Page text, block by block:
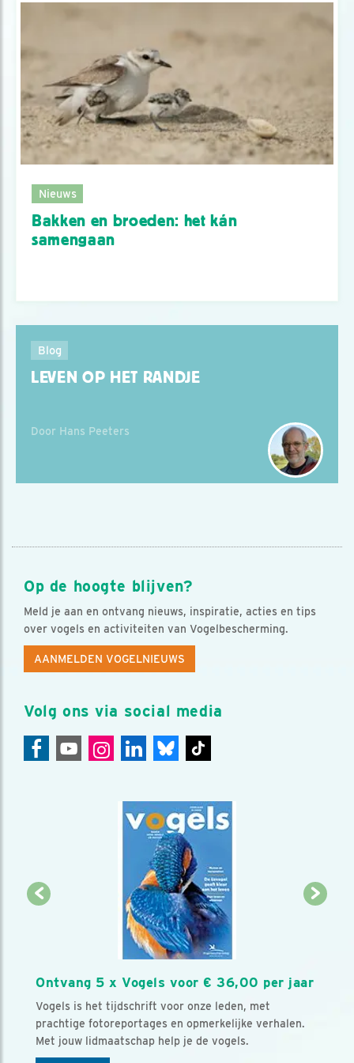
Nieuws
Bakken en broeden: het kán
samengaan
Blog
LEVEN OP HET RANDJE
Door Hans Peeters
Op de hoogte blijven?
Meld je aan en ontvang nieuws, inspiratie, acties en tips
over vogels en activiteiten van Vogelbescherming.
AANMELDEN VOGELNIEUWS
Volg ons via social media
Ontvang 5 x Vogels voor € 36,00 per jaar
Vogels is het tijdschrift voor onze leden, met
prachtige fotoreportages en opmerkelijke verhalen.
Met jouw lidmaatschap help je de vogels.